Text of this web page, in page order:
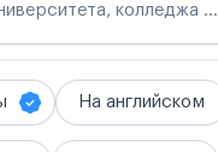
Название университета, колледжа или школы
На английском